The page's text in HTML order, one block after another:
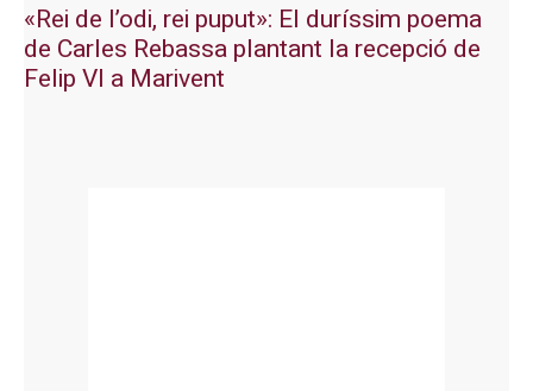
«Rei de l’odi, rei puput»: El duríssim poema
de Carles Rebassa plantant la recepció de
Felip VI a Marivent